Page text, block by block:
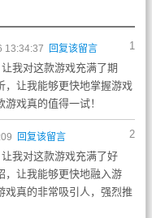
1
13:34:37 回复该留言
我对这款游戏充满了期
，让我能够更快地掌握游戏
戏真的值得一试！
2
回复该留言
我对这款游戏充满了好
，让我能够更快地融入游
戏真的非常吸引人，强烈推